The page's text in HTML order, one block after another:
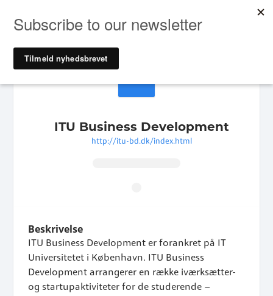
ITU Business Development
http://itu-bd.dk/index.html
Beskrivelse
ITU Business Development er forankret på IT
Universitetet i København. ITU Business
Development arrangerer en række iværksætter-
og startupaktiviteter for de studerende –